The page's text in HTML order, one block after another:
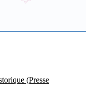
(Presse